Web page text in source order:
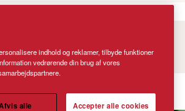
indhold og reklamer, tilbyde funktioner
vedrørende din brug af vores
alle Accepter alle cookies